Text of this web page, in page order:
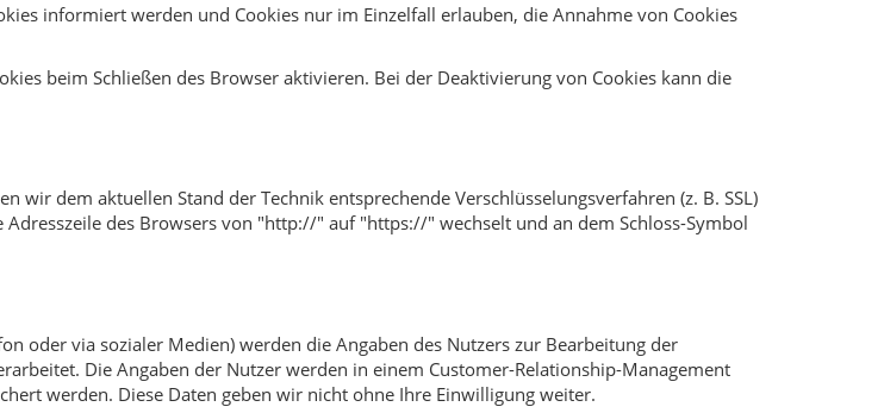
informiert werden und Cookies nur im Einzelfall erlauben, die Annahme von Cookies
beim Schließen des Browser aktivieren. Bei der Deaktivierung von Cookies kann die
wir dem aktuellen Stand der Technik entsprechende Verschlüsselungsverfahren (z. B. SSL)
Adresszeile des Browsers von "http://" auf "https://" wechselt und an dem Schloss-Symbol
oder via sozialer Medien) werden die Angaben des Nutzers zur Bearbeitung der
Die Angaben der Nutzer werden in einem Customer-Relationship-Management
werden. Diese Daten geben wir nicht ohne Ihre Einwilligung weiter.